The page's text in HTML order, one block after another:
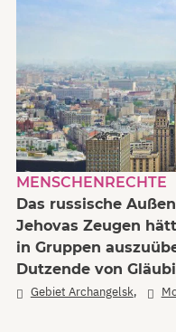
MENSCHENRECHTE
Das russische
Jehovas Zeugen
in Gruppen
Dutzende von
Gebiet Archangelsk,